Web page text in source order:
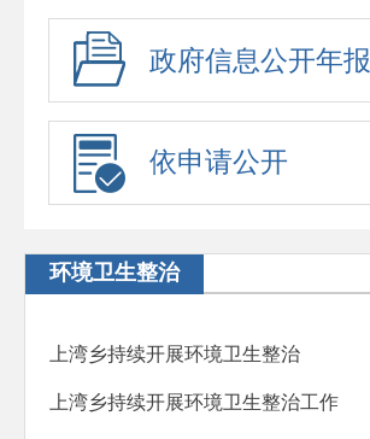
政府信息公开年报
依申请公开
环境卫生整治
上湾乡持续开展环境卫生整治
上湾乡持续开展环境卫生整治工作